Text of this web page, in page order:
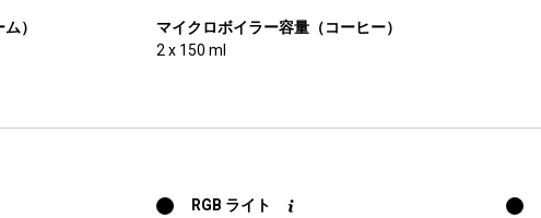
）
マイクロボイラー容量（コーヒー）
2 x 150 ml
RGB ライト